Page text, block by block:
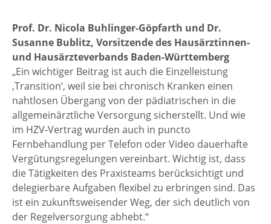
Prof. Dr. Nicola Buhlinger-Göpfarth und Dr.
Susanne Bublitz, Vorsitzende des Hausärztinnen-
und Hausärzteverbands Baden-Württemberg
„Ein wichtiger Beitrag ist auch die Einzelleistung
‚Transition‘, weil sie bei chronisch Kranken einen
nahtlosen Übergang von der pädiatrischen in die
allgemeinärztliche Versorgung sicherstellt. Und wie
im HZV-Vertrag wurden auch in puncto
Fernbehandlung per Telefon oder Video dauerhafte
Vergütungsregelungen vereinbart. Wichtig ist, dass
die Tätigkeiten des Praxisteams berücksichtigt und
delegierbare Aufgaben flexibel zu erbringen sind. Das
ist ein zukunftsweisender Weg, der sich deutlich von
der Regelversorgung abhebt.“